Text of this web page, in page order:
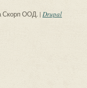
Скорп ООД. | Drupal